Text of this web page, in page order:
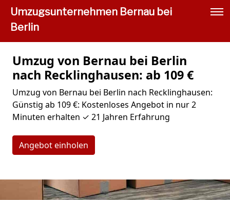
Umzugsunternehmen Bernau bei
Berlin
Umzug von Bernau bei Berlin
nach Recklinghausen: ab 109 €
Umzug von Bernau bei Berlin nach Recklinghausen:
Günstig ab 109 €: Kostenloses Angebot in nur 2
Minuten erhalten ✓ 21 Jahren Erfahrung
Angebot einholen